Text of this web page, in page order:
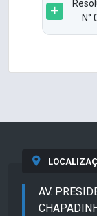
N°
AV.